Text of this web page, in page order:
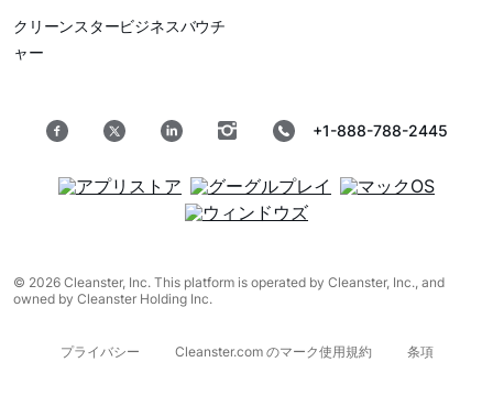
クリーンスタービジネスバウチ
ャー
+1-888-788-2445
© 2026 Cleanster, Inc. This platform is operated by Cleanster, Inc., and
owned by Cleanster Holding Inc.
プライバシー Cleanster.com のマーク使用規約 条項